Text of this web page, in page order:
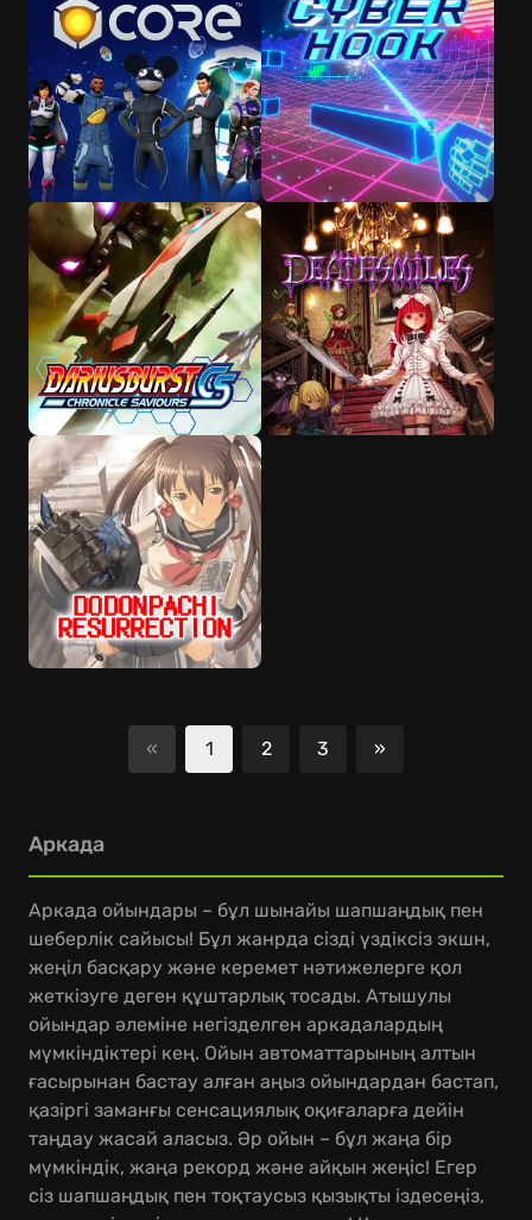
« 1 2 3 »
Аркада
Аркада ойындары – бұл шынайы шапшаңдық пен
шеберлік сайысы! Бұл жанрда сізді үздіксіз экшн,
жеңіл басқару және керемет нәтижелерге қол
жеткізуге деген құштарлық тосады. Атышулы
ойындар әлеміне негізделген аркадалардың
мүмкіндіктері кең. Ойын автоматтарының алтын
ғасырынан бастау алған аңыз ойындардан бастап,
қазіргі заманғы сенсациялық оқиғаларға дейін
таңдау жасай аласыз. Әр ойын – бұл жаңа бір
мүмкіндік, жаңа рекорд және айқын жеңіс! Егер
сіз шапшаңдық пен тоқтаусыз қызықты іздесеңіз,